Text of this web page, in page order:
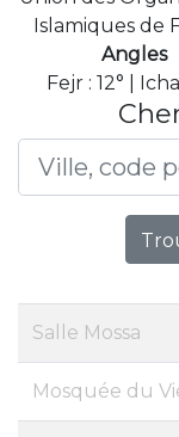
Islamiques de
Angles
Fejr : 12° |
Salle Mossa
Mosquée du